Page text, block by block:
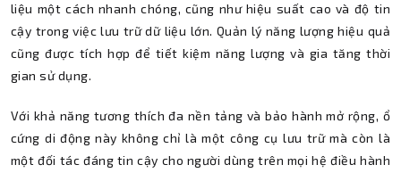
liệu một cách nhanh chóng, cũng như hiệu suất cao và độ tin
cậy trong việc lưu trữ dữ liệu lớn. Quản lý năng lượng hiệu quả
cũng được tích hợp để tiết kiệm năng lượng và gia tăng thời
gian sử dụng.
Với khả năng tương thích đa nền tảng và bảo hành mở rộng, ổ
cứng di động này không chỉ là một công cụ lưu trữ mà còn là
một đối tác đáng tin cậy cho người dùng trên mọi hệ điều hành